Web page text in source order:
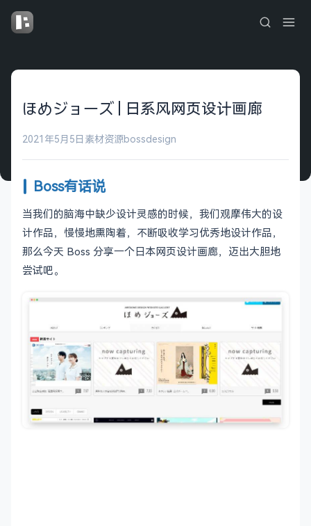
ほめジョーズ | 日系风网页设计画廊
2021年5月5日 素材资源bossdesign
Boss有话说
当我们的脑海中缺少设计灵感的时候，我们观摩伟大的设
计作品，慢慢地熏陶着，不断吸收学习优秀地设计作品，
那么今天 Boss 分享一个日本网页设计画廊，迈出大胆地
尝试吧。